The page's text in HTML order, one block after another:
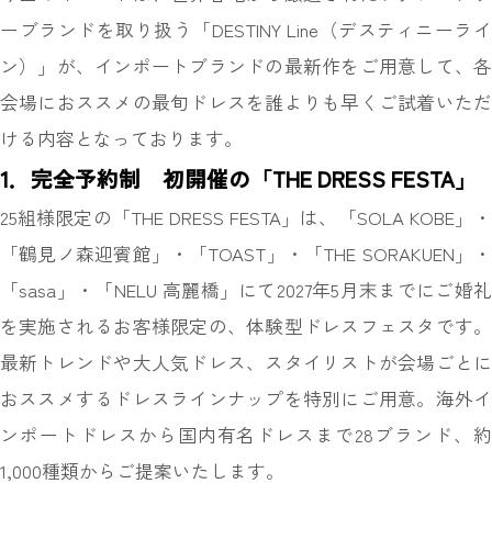
ーブランドを取り扱う「DESTINY Line（デスティニーライ
ン）」が、インポートブランドの最新作をご用意して、各
会場におススメの最旬ドレスを誰よりも早くご試着いただ
ける内容となっております。
1．完全予約制 初開催の「THE DRESS FESTA」
25組様限定の「THE DRESS FESTA」は、「SOLA KOBE」・
「鶴見ノ森迎賓館」・「TOAST」・「THE SORAKUEN」・
「sasa」・「NELU 高麗橋」にて2027年5月末までにご婚礼
を実施されるお客様限定の、体験型ドレスフェスタです。
最新トレンドや大人気ドレス、スタイリストが会場ごとに
おススメするドレスラインナップを特別にご用意。海外イ
ンポートドレスから国内有名ドレスまで28ブランド、約
1,000種類からご提案いたします。